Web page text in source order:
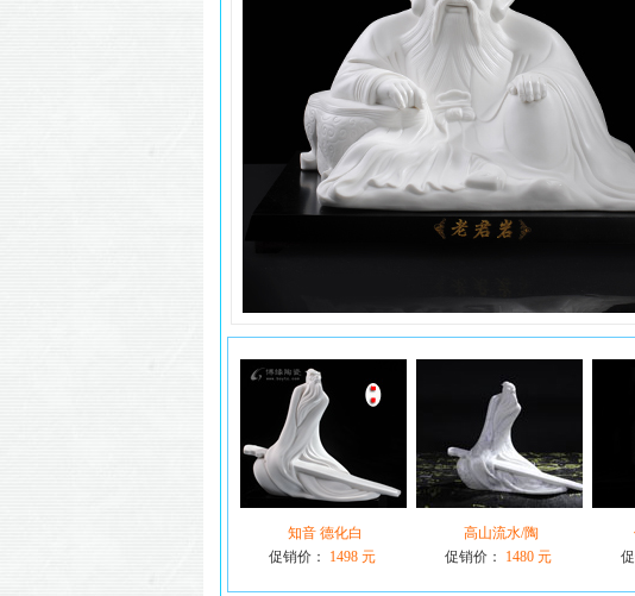
知音 德化白
促销价：
1498 元
高山流水/陶
促销价：
1480 元